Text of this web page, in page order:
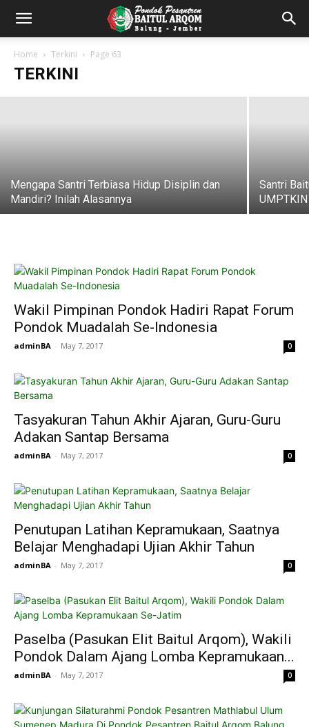
Home Terkini Page 63
TERKINI
Santri Berkarakter: Inilah 7 Pelajaran
Hidup di Pesantren
admin - July 29, 2026
Mengapa Santri Terbiasa Hidup Disiplin dan
Mandiri? Inilah Alasannya
Santri
Wakil Pimpinan Pondok Hadiri Rapat Forum
Pondok Muadalah Se-Indonesia
adminBA - May 7, 2017 0
Tasyakuran Tahun Akhir Ajaran, Guru-Guru
Adakan Santap Bersama
adminBA - May 7, 2017 0
Penutupan Latihan Kepramukaan, Saatnya
Belajar Menghadapi Ujian Akhir Tahun
adminBA - May 7, 2017 0
Paselba (Pasukan Elit Baitul Arqom), Wakili
Pondok Dalam Ajang Lomba Kepramukaan...
adminBA - May 7, 2017 0